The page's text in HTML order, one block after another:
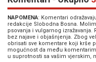
NAPOMENA: Komentari
redakcije Slobodna Bosna.
psovanja i vulgarnog
bez najave i objašnjenja. Zbog
obrisati sve komentare koji krše
mogućnost da među
u suprotnosti sa vašim vjerskim,